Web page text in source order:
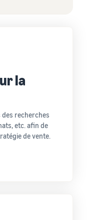
la
des recherches
etc. afin de
de vente.